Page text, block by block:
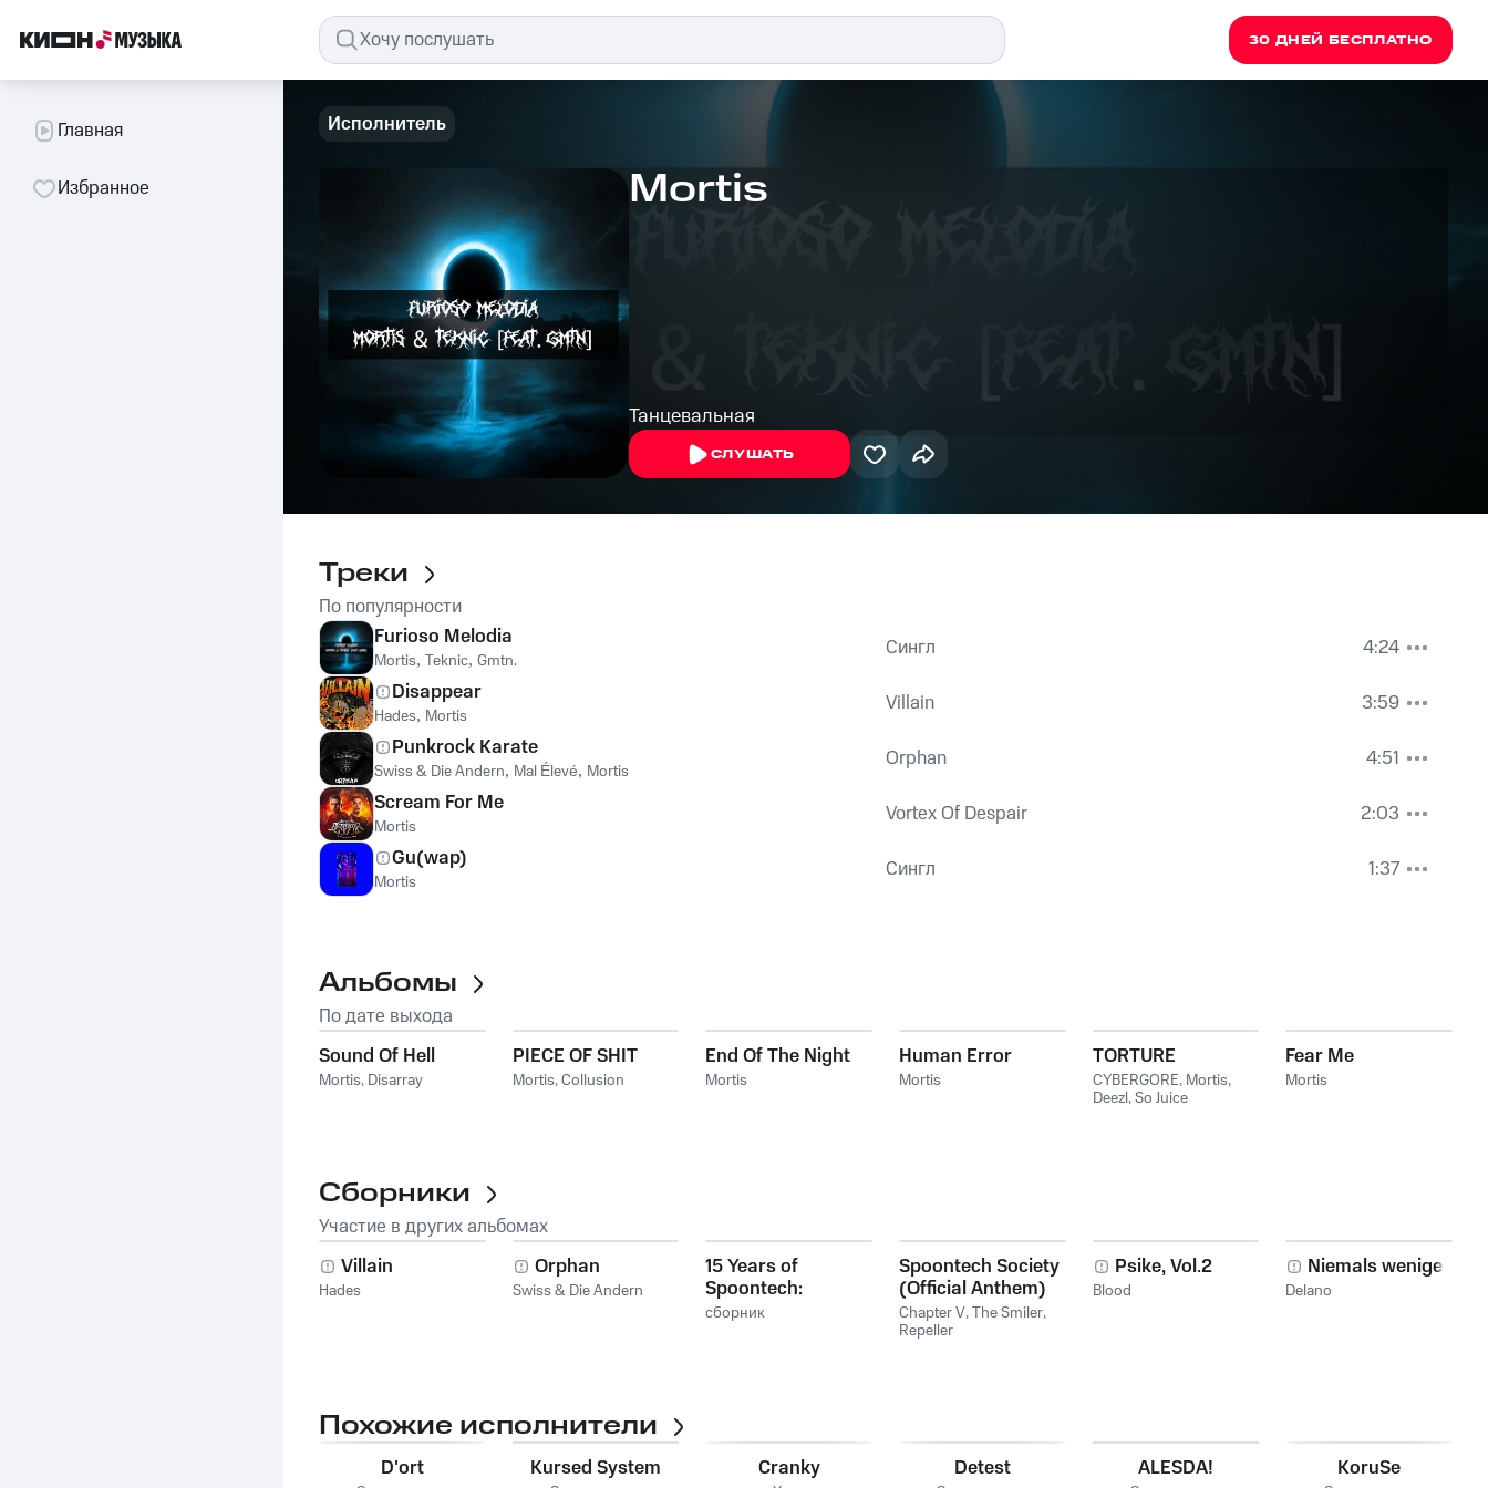
30 ДНЕЙ БЕСПЛАТНО
Главная
Избранное
Исполнитель
Mortis
Танцевальная
СЛУШАТЬ
Треки
По популярности
Furioso Melodia
Mortis, Teknic, Gmtn. Сингл
4:24
Disappear
Hades, Mortis Villain
3:59
Punkrock Karate
Swiss & Die Andern, Mal Élevé, Mortis Orphan
4:51
Scream For Me
Mortis Vortex Of Despair
2:03
Gu(wap)
Mortis Сингл 1:37
Альбомы
По дате выхода
Sound Of Hell
Mortis, Disarray
PIECE OF SHIT
Mortis,Collusion
End Of The Night
Mortis
Human Error
Mortis
TORTURE
CYBERGORE, Mortis,
Deezl,So Juice
Fear Me
Mortis
Сборники
Участие в других альбомах
Villain
Hades
Orphan
Swiss & Die Andern
15 Years of
Spoontech:
Jailbreak
сборник
Spoontech Society
(Official Anthem)
Chapter V,The Smiler,
Repeller
Psike, Vol.2
Blood
Niemals weniger
Delano
Похожие исполнители
D'ort Kursed System Cranky Detest ALESDA! KoruSe